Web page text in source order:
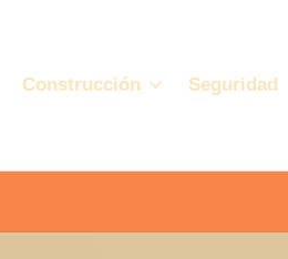
Construcción Seguridad